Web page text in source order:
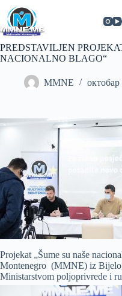
Skip
content
PREDSTAVILJEN
NACIONALNO BLAGO“
MMNE
Projekat „Šume su naše
Montenegro (MMNE) iz
Ministarstvom poljoprivrede i